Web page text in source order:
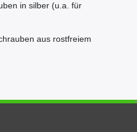
in silber (u.a. für
aus rostfreiem